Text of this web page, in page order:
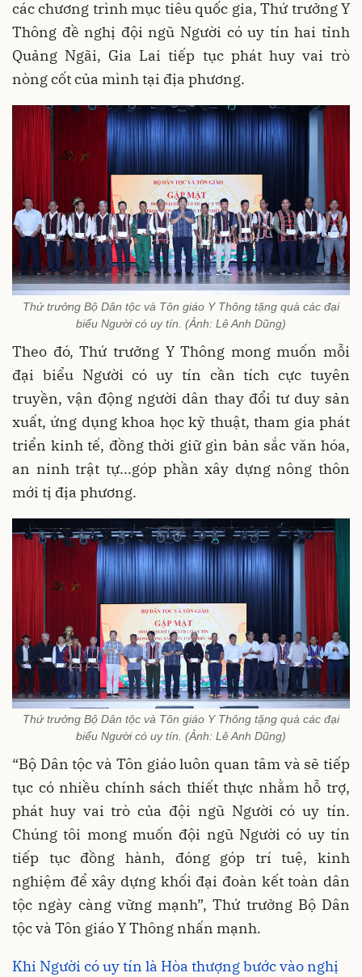
các chương trình mục tiêu quốc gia, Thứ trưởng Y
Thông đề nghị đội ngũ Người có uy tín hai tỉnh
Quảng Ngãi, Gia Lai tiếp tục phát huy vai trò
nòng cốt của mình tại địa phương.
Thứ trưởng Bộ Dân tộc và Tôn giáo Y Thông tặng quà các đại
biểu Người có uy tín. (Ảnh: Lê Anh Dũng)
Theo đó, Thứ trưởng Y Thông mong muốn mỗi
đại biểu Người có uy tín cần tích cực tuyên
truyền, vận động người dân thay đổi tư duy sản
xuất, ứng dụng khoa học kỹ thuật, tham gia phát
triển kinh tế, đồng thời giữ gìn bản sắc văn hóa,
an ninh trật tự...góp phần xây dựng nông thôn
mới tị địa phương.
Thứ trưởng Bộ Dân tộc và Tôn giáo Y Thông tặng quà các đại
biểu Người có uy tín. (Ảnh: Lê Anh Dũng)
“Bộ Dân tộc và Tôn giáo luôn quan tâm và sẽ tiếp
tục có nhiều chính sách thiết thực nhằm hỗ trợ,
phát huy vai trò của đội ngũ Người có uy tín.
Chúng tôi mong muốn đội ngũ Người có uy tín
tiếp tục đồng hành, đóng góp trí tuệ, kinh
nghiệm để xây dựng khối đại đoàn kết toàn dân
tộc ngày càng vững mạnh”, Thứ trưởng Bộ Dân
tộc và Tôn giáo Y Thông nhấn mạnh.
Khi Người có uy tín là Hòa thượng bước vào nghị